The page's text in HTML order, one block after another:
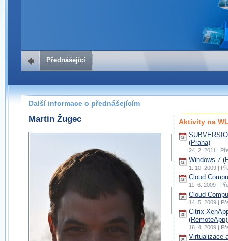
Přednášející
Další informace o přednášejícím
Martin Žugec Aktivity na
(Praha)
24. 2. 2011 |
Windows 7
1. 10. 2009 |
Cloud
11. 6. 2009 |
Cloud
14. 5. 2009 |
Citrix
16. 4. 2009 |
Virtualizace